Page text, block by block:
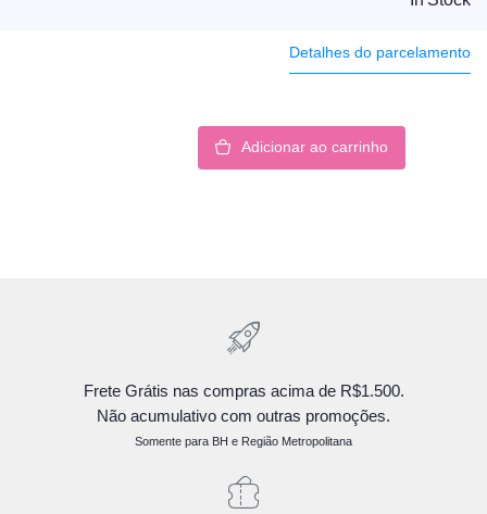
Detalhes do parcelamento
Adicionar ao carrinho
Frete Grátis nas compras acima de R$1.500.
Não acumulativo com outras promoções.
Somente para BH e Região Metropolitana